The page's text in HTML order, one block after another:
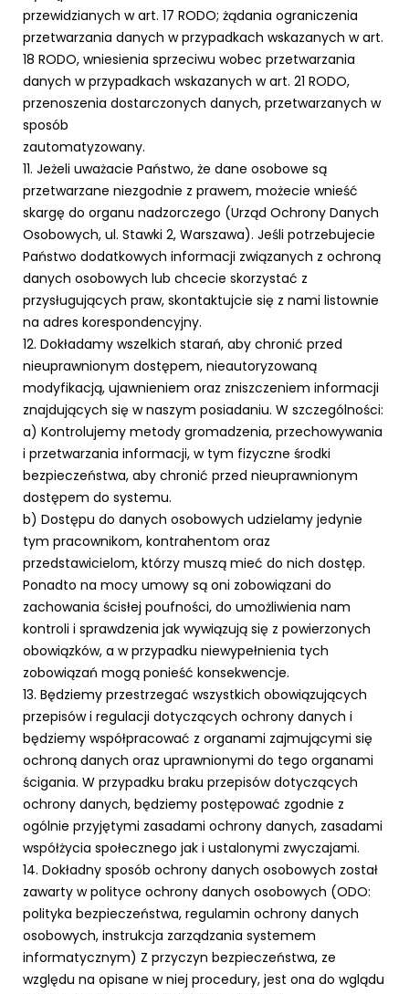
przewidzianych w art. 17 RODO; żądania ograniczenia
przetwarzania danych w przypadkach wskazanych w art.
18 RODO, wniesienia sprzeciwu wobec przetwarzania
danych w przypadkach wskazanych w art. 21 RODO,
przenoszenia dostarczonych danych, przetwarzanych w
sposób
zautomatyzowany.
11. Jeżeli uważacie Państwo, że dane osobowe są
przetwarzane niezgodnie z prawem, możecie wnieść
skargę do organu nadzorczego (Urząd Ochrony Danych
Osobowych, ul. Stawki 2, Warszawa). Jeśli potrzebujecie
Państwo dodatkowych informacji związanych z ochroną
danych osobowych lub chcecie skorzystać z
przysługujących praw, skontaktujcie się z nami listownie
na adres korespondencyjny.
12. Dokładamy wszelkich starań, aby chronić przed
nieuprawnionym dostępem, nieautoryzowaną
modyfikacją, ujawnieniem oraz zniszczeniem informacji
znajdujących się w naszym posiadaniu. W szczególności:
a) Kontrolujemy metody gromadzenia, przechowywania
i przetwarzania informacji, w tym fizyczne środki
bezpieczeństwa, aby chronić przed nieuprawnionym
dostępem do systemu.
b) Dostępu do danych osobowych udzielamy jedynie
tym pracownikom, kontrahentom oraz
przedstawicielom, którzy muszą mieć do nich dostęp.
Ponadto na mocy umowy są oni zobowiązani do
zachowania ścisłej poufności, do umożliwienia nam
kontroli i sprawdzenia jak wywiązują się z powierzonych
obowiązków, a w przypadku niewypełnienia tych
zobowiązań mogą ponieść konsekwencje.
13. Będziemy przestrzegać wszystkich obowiązujących
przepisów i regulacji dotyczących ochrony danych i
będziemy współpracować z organami zajmującymi się
ochroną danych oraz uprawnionymi do tego organami
ścigania. W przypadku braku przepisów dotyczących
ochrony danych, będziemy postępować zgodnie z
ogólnie przyjętymi zasadami ochrony danych, zasadami
współżycia społecznego jak i ustalonymi zwyczajami.
14. Dokładny sposób ochrony danych osobowych został
zawarty w polityce ochrony danych osobowych (ODO:
polityka bezpieczeństwa, regulamin ochrony danych
osobowych, instrukcja zarządzania systemem
informatycznym) Z przyczyn bezpieczeństwa, ze
względu na opisane w niej procedury, jest ona do wglądu